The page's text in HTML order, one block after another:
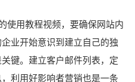
使用教程视频，要确保网站内
业开始意识到建立自己的独
键。建立客户邮件列表，定
利用好影响者营销也是一条